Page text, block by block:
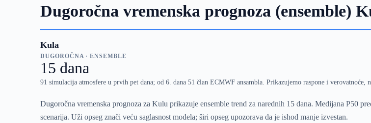
Dugoročna vremenska prognoza (ensemble)
Kula
DUGOROČNA · ENSEMBLE
15 dana
91 simulacija atmosfere u prvih pet dana; od 6. dana 51 član ECMWF ansambla. Prikazujemo raspone i verovatnoće,
Dugoročna vremenska prognoza za Kulu prikazuje ensemble trend za narednih 15 dana. Medijana P50
scenarija. Uži opseg znači veću saglasnost modela; širi opseg upozorava da je ishod manje izvestan.